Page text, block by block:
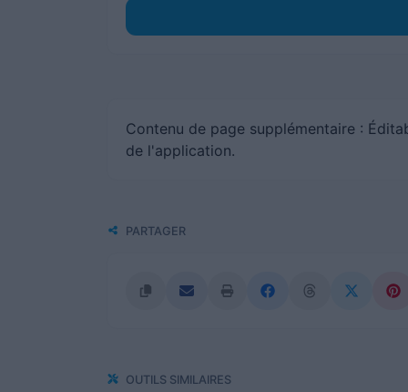
Contenu de page supplémentaire :
de l'application.
PARTAGER
OUTILS SIMILAIRES